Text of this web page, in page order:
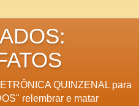
QUINZENAL para
relembrar e matar